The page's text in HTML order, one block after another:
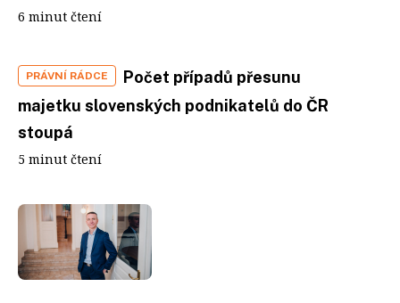
6 minut čtení
PRÁVNÍ RÁDCE
Počet případů přesunu
majetku slovenských podnikatelů do ČR
stoupá
5 minut čtení